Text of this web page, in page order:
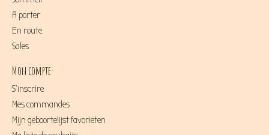
A porter
En route
Sales
Mon compte
S'inscrire
Mes commandes
Mijn geboortelijst favorieten